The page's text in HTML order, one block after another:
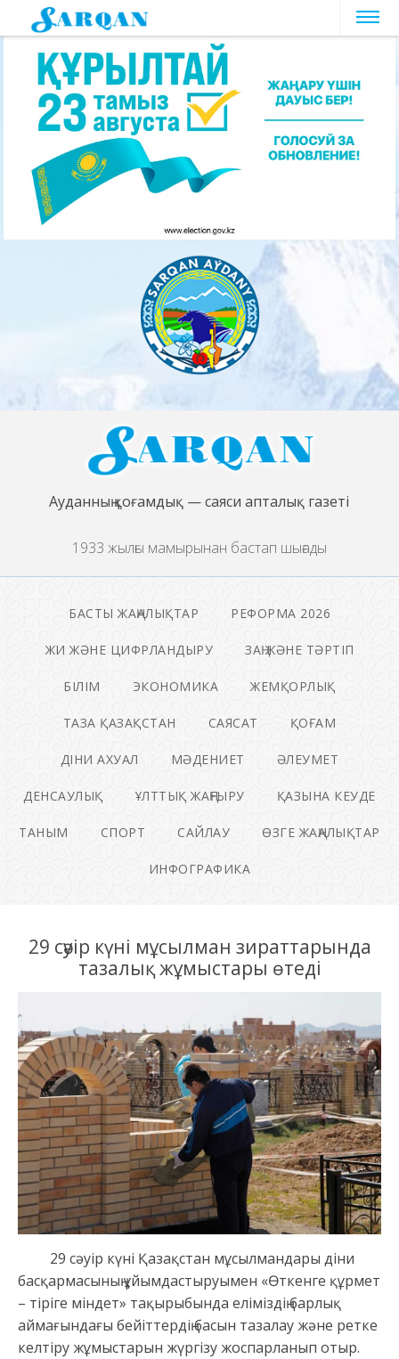
Ауданның қоғамдық — саяси апталық газеті
1933 жылғы мамырынан бастап шығады
БАСТЫ ЖАҢАЛЫҚТАР РЕФОРМА 2026
ЖИ ЖӘНЕ ЦИФРЛАНДЫРУ ЗАҢ ЖӘНЕ ТӘРТІП
БІЛІМ ЭКОНОМИКА ЖЕМҚОРЛЫҚ
ТАЗА ҚАЗАҚСТАН САЯСАТ ҚОҒАМ
ДІНИ АХУАЛ МӘДЕНИЕТ ӘЛЕУМЕТ
ДЕНСАУЛЫҚ ҰЛТТЫҚ ЖАҢҒЫРУ ҚАЗЫНА КЕУДЕ
ТАНЫМ СПОРТ САЙЛАУ ӨЗГЕ ЖАҢАЛЫҚТАР
ИНФОГРАФИКА
29 сәуір күні мұсылман зираттарында
тазалық жұмыстары өтеді
29 сәуір күні Қазақстан мұсылмандары діни
басқармасының ұйымдастыруымен «Өткенге құрмет
– тіріге міндет» тақырыбында еліміздің барлық
аймағындағы бейіттердің басын тазалау және ретке
келтіру жұмыстарын жүргізу жоспарланып отыр.